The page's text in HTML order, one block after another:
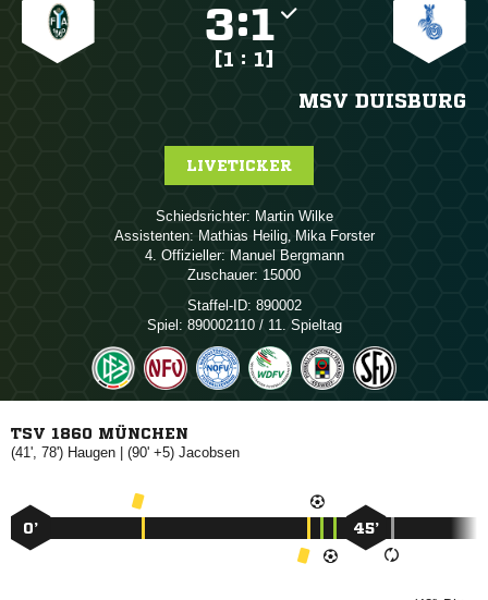
:
[1 : 1]
MSV DUISBURG
LIVETICKER
Schiedsrichter:  
Assistenten:  ,  
4. Offizieller:  
Zuschauer: 15000
Staffel-ID: 890002
Spiel: 890002110 / 11. Spieltag
TSV 1860 MÜNCHEN
(41', 78')  | (90' +5) 
0’ 45’